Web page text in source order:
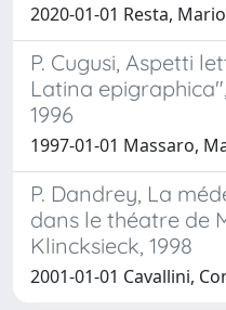
2020-01-01 Resta, Mario
P. Cugusi, Aspetti
Latina
1996
1997-01-01 Massaro,
P. Dandrey, La
dans le théatre de
Klincksieck, 1998
2001-01-01 Cavallini,